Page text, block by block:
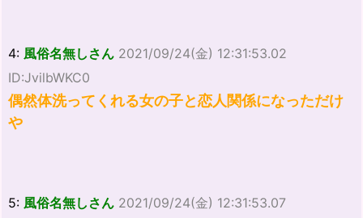
4: 風俗名無しさん 2021/09/24(金) 12:31:53.02
ID:JvilbWKC0
偶然体洗ってくれる女の子と恋人関係になっただけ
や
5: 風俗名無しさん 2021/09/24(金) 12:31:53.07